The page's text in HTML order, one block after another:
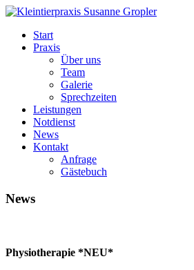
Start
Praxis
Über uns
Team
Galerie
Sprechzeiten
Leistungen
Notdienst
News
Kontakt
Anfrage
Gästebuch
News
Physiotherapie *NEU*